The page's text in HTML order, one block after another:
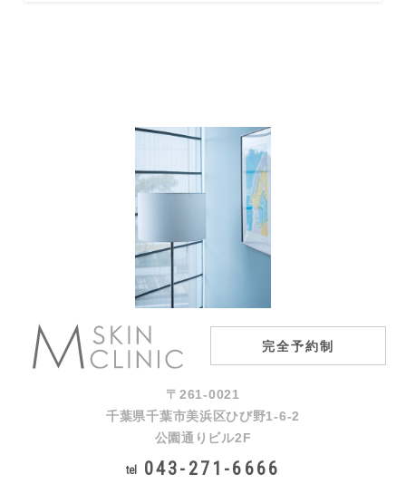
完全予約制
〒261-0021
千葉県千葉市美浜区ひび野1-6-2
公園通りビル2F
tel 043-271-6666